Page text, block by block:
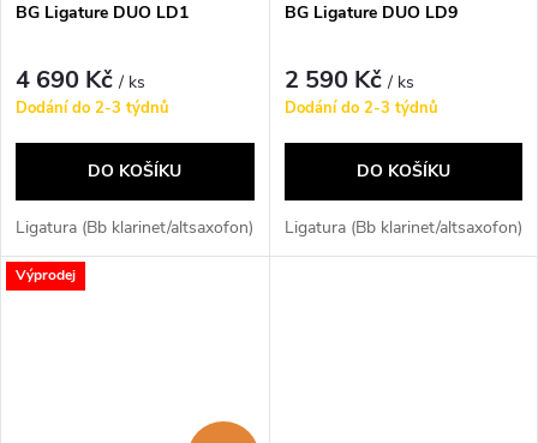
BG Ligature DUO LD1
4 690 Kč/ ks
Dodání do 2-3 týdnů
DO KOŠÍKU
Ligatura (Bb klarinet/altsaxofon)
BG Ligature DUO LD9
2 590 Kč/ ks
Dodání do 2-3 týdnů
DO KOŠÍKU
Ligatura (Bb klarinet/altsaxofon)
Výprodej